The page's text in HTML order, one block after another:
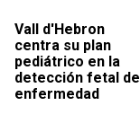
Vall d'Hebron
centra su plan
pediátrico en la
detección fetal de
enfermedad